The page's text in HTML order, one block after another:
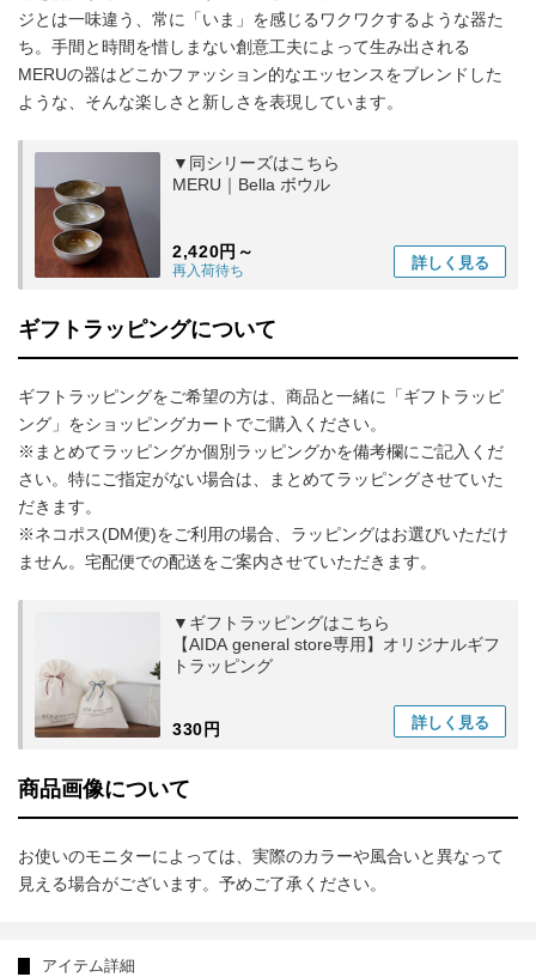
ジとは一味違う、常に「いま」を感じるワクワクするような器た
ち。手間と時間を惜しまない創意工夫によって生み出される
MERUの器はどこかファッション的なエッセンスをブレンドした
ような、そんな楽しさと新しさを表現しています。
▼同シリーズはこちら
MERU｜Bella ボウル
2,420円～
再入荷待ち 詳しく 見る
ギフトラッピングについて
ギフトラッピングをご希望の方は、商品と一緒に「ギフトラッピ
ング」をショッピングカートでご購入ください。
※まとめてラッピングか個別ラッピングかを備考欄にご記入くだ
さい。特にご指定がない場合は、まとめてラッピングさせていた
だきます。
※ネコポス(DM便)をご利用の場合、ラッピングはお選びいただけ
ません。宅配便での配送をご案内させていただきます。
▼ギフトラッピングはこちら
【AIDA general store専用】オリジナルギフ
トラッピング
330円 詳しく 見る
商品画像について
お使いのモニターによっては、実際のカラーや風合いと異なって
見える場合がございます。予めご了承ください。
アイテム詳細